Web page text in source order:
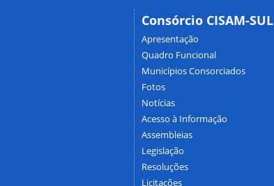
Consórcio CISAM-SUL
Apresentação
Quadro Funcional
Municípios Consorciados
Fotos
Notícias
Acesso à Informação
Assembleias
Legislação
Resoluções
Licitações